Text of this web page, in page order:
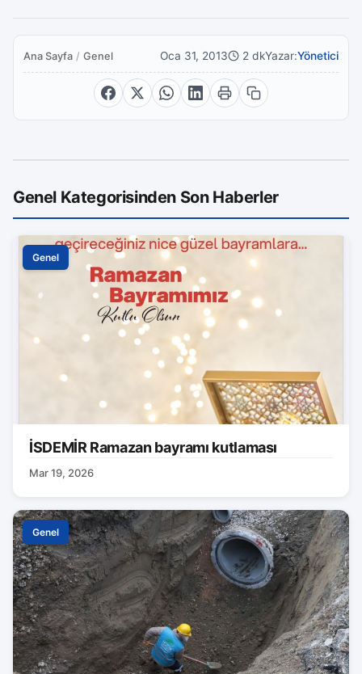
Ana Sayfa / Genel Oca 31, 2013 2 dkYazar:Yönetici
Genel Kategorisinden Son Haberler
Genel
İSDEMİR Ramazan bayramı kutlaması
Mar 19, 2026
Genel